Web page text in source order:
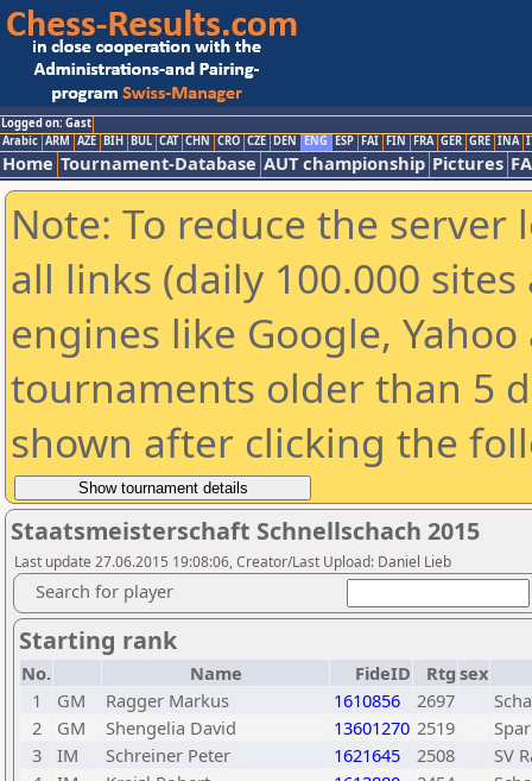
Logged on: Gast
Arabic ARM AZE BIH BUL CAT CHN CRO CZE DEN ENG ESP FAI FIN FRA GER GRE INA
Home Tournament-Database AUT championship Pictures
Note: To reduce the
all links (daily 100.000
engines like Google,
tournaments older than 5
shown after clicking the
Staatsmeisterschaft Schnellschach 2015
Last update 27.06.2015 19:08:06, Creator/Last Upload: Daniel Lieb
Search for player
Starting rank
No. Name FideID Rtg sex
1
GM Ragger Markus 1610856 2697
2
GM Shengelia David 13601270 2519
3
IM Schreiner Peter 1621645 2508
SV